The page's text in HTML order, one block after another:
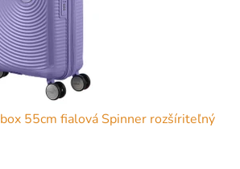
55cm fialová Spinner rozšíriteľný